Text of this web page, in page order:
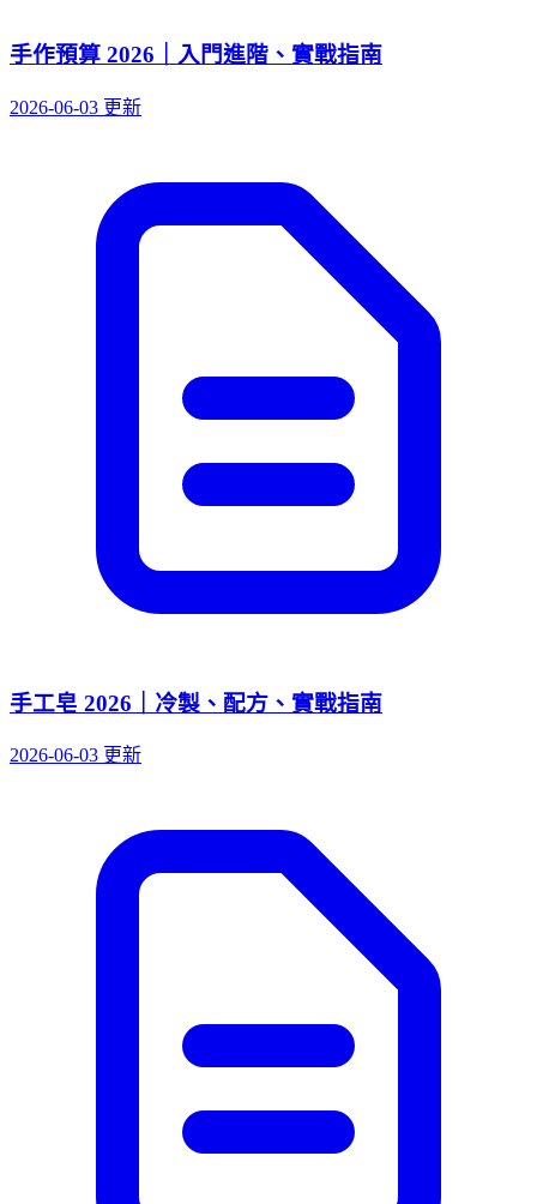
手作預算 2026｜入門進階、實戰指南
2026-06-03 更新
手工皂 2026｜冷製、配方、實戰指南
2026-06-03 更新